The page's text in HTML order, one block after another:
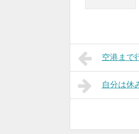
空港まで
自分は休